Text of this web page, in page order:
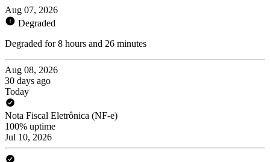
Aug 07, 2026
Degraded
Degraded for 8 hours and 26 minutes
Aug 08, 2026
30 days ago
Today
Nota Fiscal Eletrônica (NF-e)
100% uptime
Jul 10, 2026